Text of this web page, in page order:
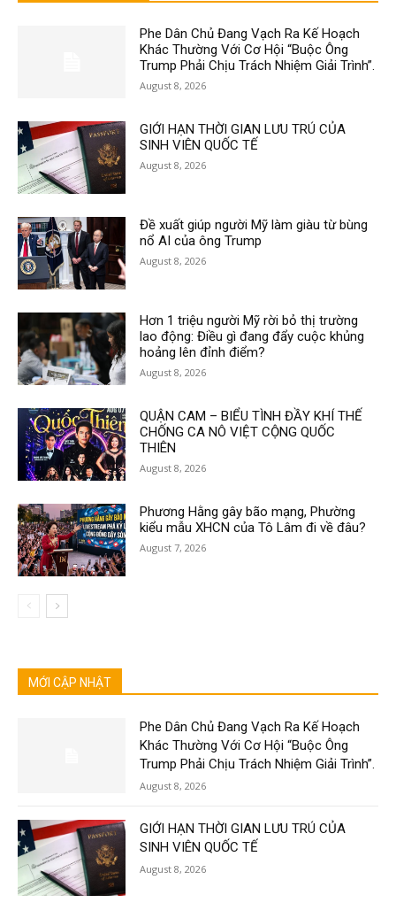
Phe Dân Chủ Đang Vạch Ra Kế Hoạch
Khác Thường Với Cơ Hội “Buộc Ông
Trump Phải Chịu Trách Nhiệm Giải Trình”.
August 8, 2026
GIỚI HẠN THỜI GIAN LƯU TRÚ CỦA
SINH VIÊN QUỐC TẾ
August 8, 2026
Đề xuất giúp người Mỹ làm giàu từ bùng
nổ AI của ông Trump
August 8, 2026
Hơn 1 triệu người Mỹ rời bỏ thị trường
lao động: Điều gì đang đẩy cuộc khủng
hoảng lên đỉnh điểm?
August 8, 2026
QUẬN CAM – BIỂU TÌNH ĐẦY KHÍ THẾ
CHỐNG CA NÔ VIỆT CỘNG QUỐC
THIÊN
August 8, 2026
Phương Hằng gây bão mạng, Phường
kiểu mẫu XHCN của Tô Lâm đi về đâu?
August 7, 2026
MỚI CẬP NHẬT
Phe Dân Chủ Đang Vạch Ra Kế Hoạch
Khác Thường Với Cơ Hội “Buộc Ông
Trump Phải Chịu Trách Nhiệm Giải Trình”.
August 8, 2026
GIỚI HẠN THỜI GIAN LƯU TRÚ CỦA
SINH VIÊN QUỐC TẾ
August 8, 2026